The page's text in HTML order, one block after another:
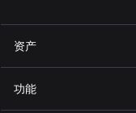
资产
功能